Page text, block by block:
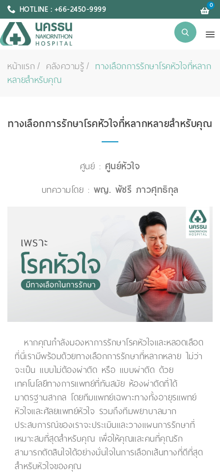
HOTLINE : +66-2450-9999 0
หน้าแรก คลังความรู้
ทางเลือกการรักษาโรคหัวใจที่หลาก
หลายสำหรับคุณ
ทางเลือกการรักษาโรคหัวใจที่หลากหลายสำหรับคุณ
ศูนย์ : ศูนย์หัวใจ
บทความโดย : พญ. พัชรี ภาวศุทธิกุล
หากคุณกำลังมองหาการรักษาโรคหัวใจและหลอดเลือด
ที่นี่เรามีพร้อมด้วยทางเลือกการรักษาที่หลากหลาย ไม่ว่า
จะเป็น แบบไม่ต้องผ่าตัด หรือ แบบผ่าตัด ด้วย
เทคโนโลยีทางการแพทย์ที่ทันสมัย ห้องผ่าตัดที่ได้
มาตรฐานสากล โดยทีมแพทย์เฉพาะทางทั้งอายุรแพทย์
หัวใจและศัลยแพทย์หัวใจ รวมถึงทีมพยาบาลมาก
ประสบการณ์ของเราจะประเมินและวางแผนการรักษาที่
เหมาะสมที่สุดสำหรับคุณ เพื่อให้คุณและคนที่คุณรัก
สามารถตัดสินใจได้อย่างมั่นใจในการเลือกเส้นทางที่ดีที่สุด
สำหรับหัวใจของคุณ